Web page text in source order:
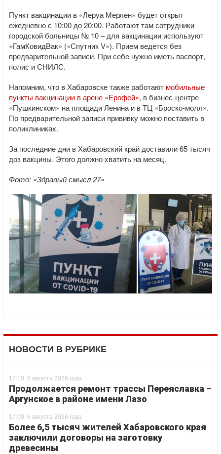
Пункт вакцинации в «Леруа Мерлен» будет открыт
ежедневно с 10:00 до 20:00. Работают там сотрудники
городской больницы № 10 – для вакцинации используют
«ГамКовидВак» («Спутник V»). Прием ведется без
предварительной записи. При себе нужно иметь паспорт,
полис и СНИЛС.
Напомним, что в Хабаровске также работают мобильные
пункты вакцинации в арене «Ерофей», в бизнес-центре
«Пушкинском» на площади Ленина и в ТЦ «Броско-молл».
По предварительной записи прививку можно поставить в
поликлиниках.
За последние дни в Хабаровский край доставили 65 тысяч
доз вакцины. Этого должно хватить на месяц.
Фото: «Здравый смысл 27»
НОВОСТИ В РУБРИКЕ
17:10, 6 августа 2026 года
Продолжается ремонт трассы Переяславка –
Аргунское в районе имени Лазо
17:00, 6 августа 2026 года
Более 6,5 тысяч жителей Хабаровского края
заключили договоры на заготовку
древесины